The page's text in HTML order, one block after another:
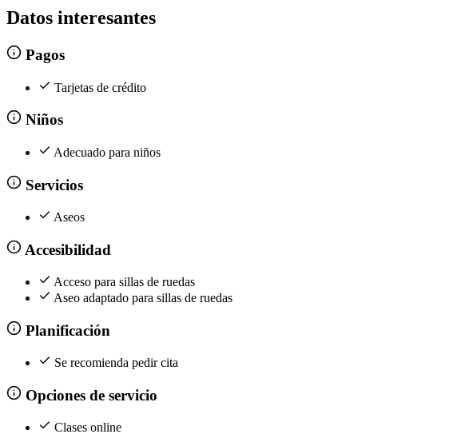
Datos interesantes
Pagos
Tarjetas de crédito
Niños
Adecuado para niños
Servicios
Aseos
Accesibilidad
Acceso para sillas de ruedas
Aseo adaptado para sillas de ruedas
Planificación
Se recomienda pedir cita
Opciones de servicio
Clases online